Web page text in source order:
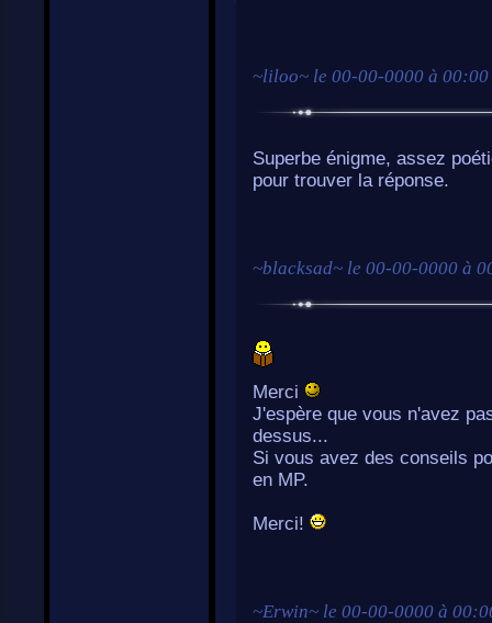
~liloo~ le 00-00-0000 à 00:00
Superbe énigme, assez
pour trouver la réponse.
~blacksad~ le 00-00-0000 à
Merci
J'espère que vous n'avez
dessus...
Si vous avez des conseils
en MP.
Merci!
~Erwin~ le 00-00-0000 à